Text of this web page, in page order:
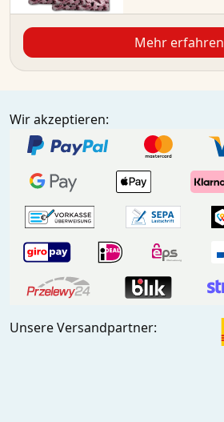
Mehr erfahren
Wir akzeptieren:
Unsere Versandpartner: